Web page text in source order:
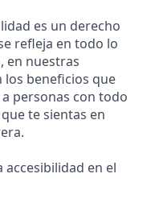
es un derecho
refleja en todo lo
en nuestras
los beneficios que
personas con todo
te sientas en
en el